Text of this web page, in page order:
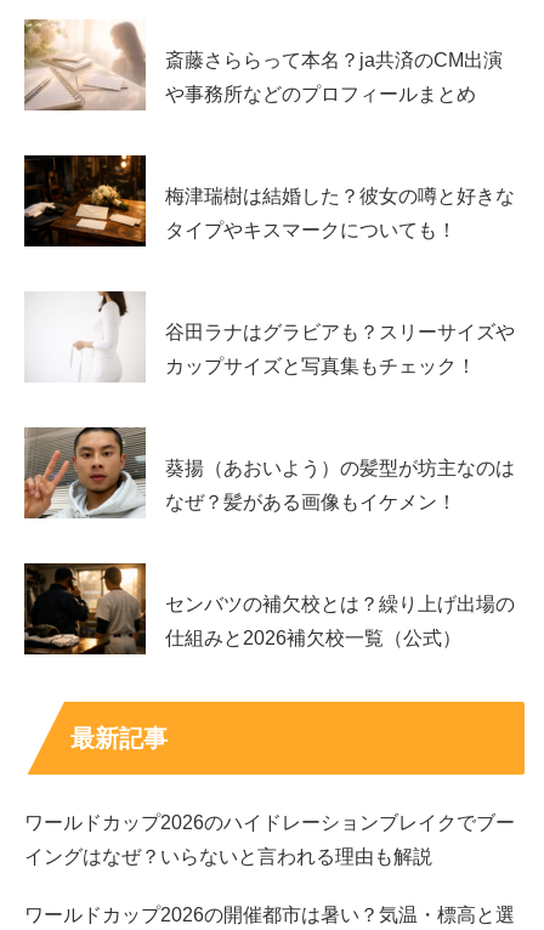
石川萌香のおすすめ出演ドラマ3選
石川萌香さんのドラマは、役どころが分かりやすく、作品
の話題性も高いものから入るのが近道です。ここでは「ま
ず見てほしい」3作品を厳選します。
ポイントは、
ているか。作品ごとに違う表情が見えるので、「石川萌香
ドラマ」で迷ったときの指標になります。
なんで私が神説教｜渋谷恋役で光る等身大の存在
感
おすすめの一本目は「なんで私が神説教」です。石川萌香
さんは渋谷恋役として登場し、流行に敏感で、美容やトレ
ンドに強いキャラクターとして描かれます。こうした現代
く、印象に残りやすいのが特徴です。
特に、教室や人間関係の空気感の中で、ちょっとした一言
斎藤さららって本名？ja共済のCM出演
や事務所などのプロフィールまとめ
梅津瑞樹は結婚した？彼女の噂と好きな
タイプやキスマークについても！
谷田ラナはグラビアも？スリーサイズや
カップサイズと写真集もチェック！
葵揚（あおいよう）の髪型が坊主なのは
なぜ？髪がある画像もイケメン！
センバツの補欠校とは？繰り上げ出場の
仕組みと2026補欠校一覧（公式）
最新記事
ワールドカップ2026のハイドレーションブレイクでブー
イングはなぜ？いらないと言われる理由も解説
ワールドカップ2026の開催都市は暑い？気温・標高と選